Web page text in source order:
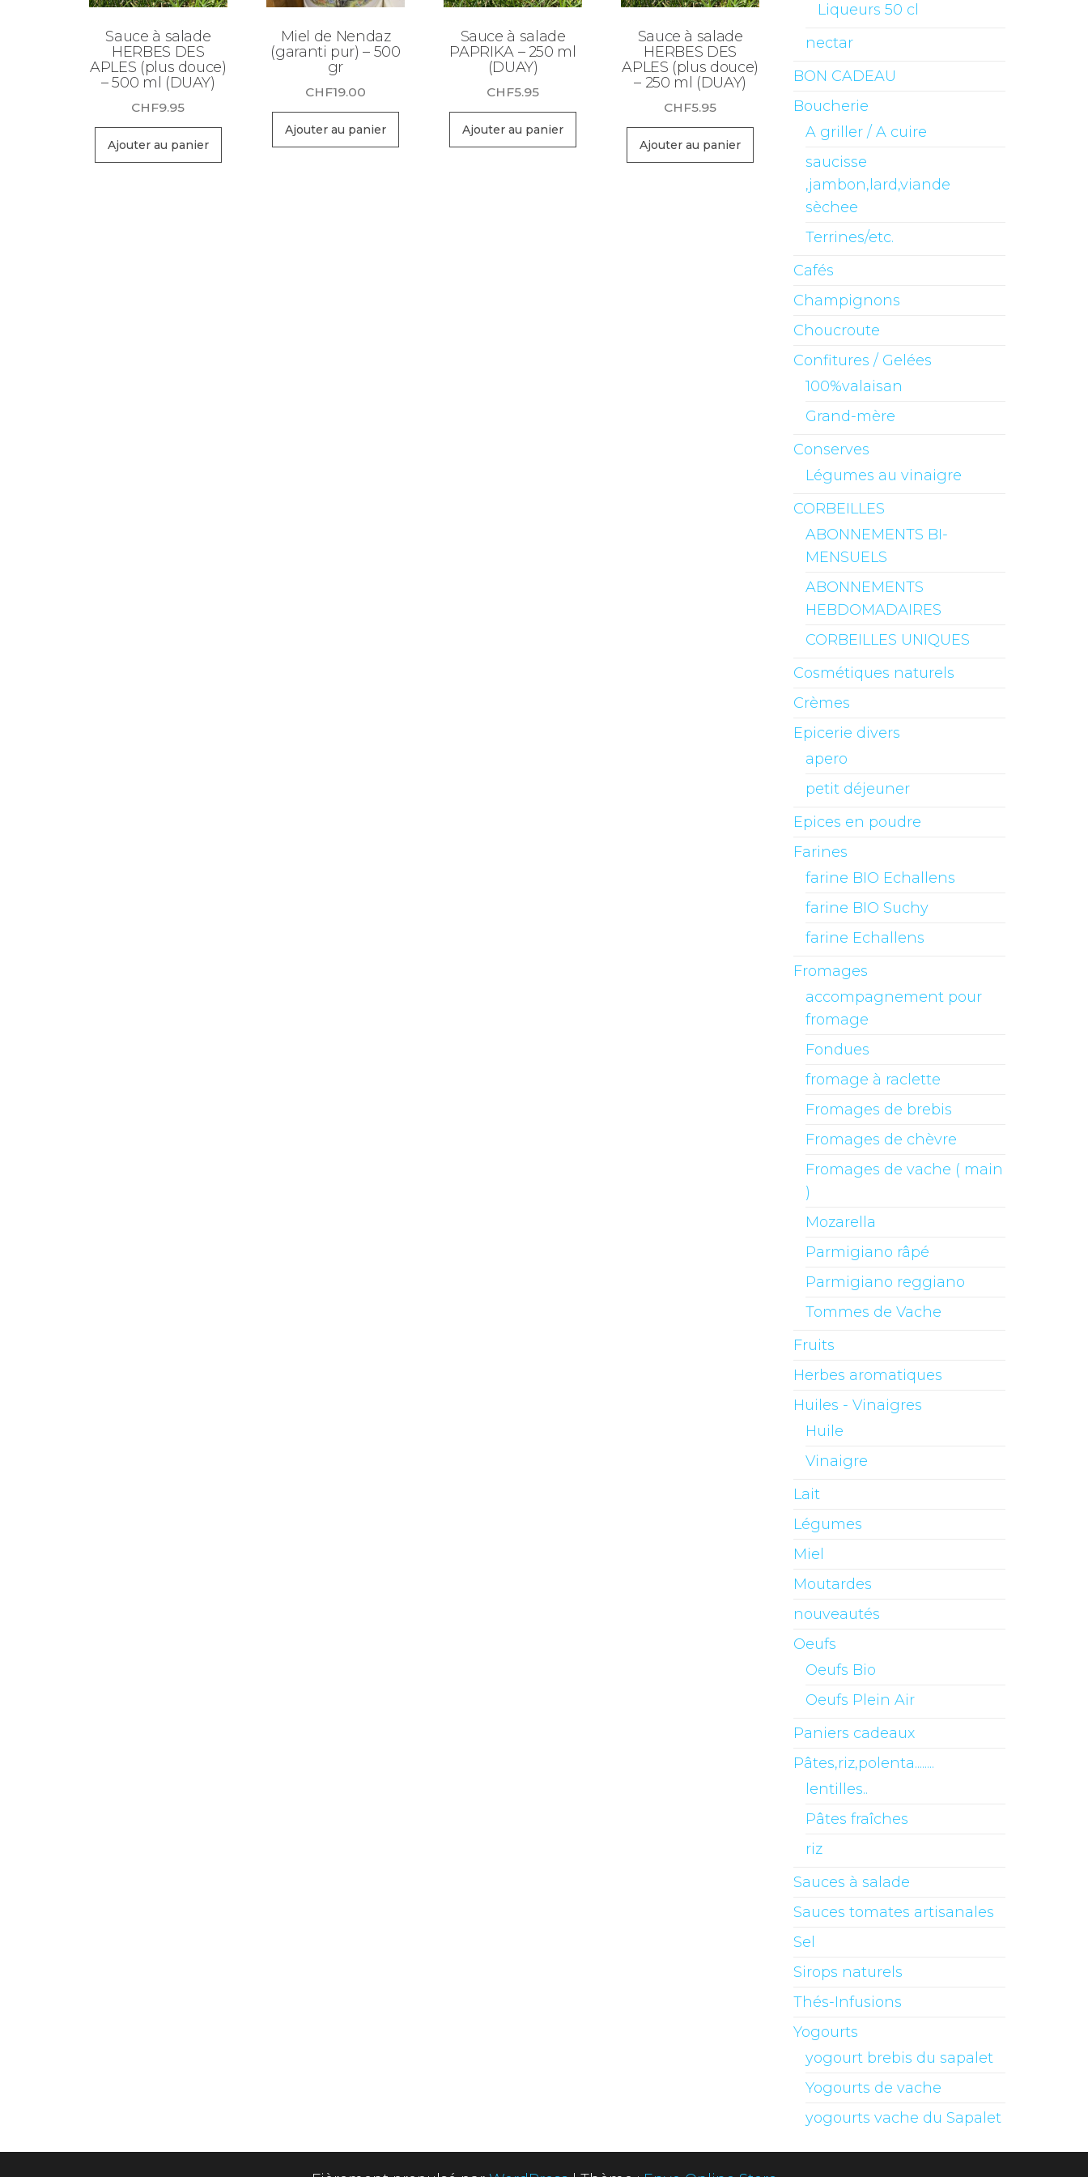
Sauce à salade
HERBES DES
APLES (plus douce)
– 500 ml (DUAY)
CHF9.95
Ajouter au panier
Miel de Nendaz
(garanti pur) – 500
gr
CHF19.00
Ajouter au panier
Sauce à salade
PAPRIKA – 250 ml
(DUAY)
CHF5.95
Ajouter au panier
Sauce à salade
HERBES DES
APLES (plus douce)
– 250 ml (DUAY)
CHF5.95
Ajouter au panier
Liqueurs 50 cl
nectar
BON CADEAU
Boucherie
A griller / A cuire
saucisse
,jambon,lard,viande
sèchee
Terrines/etc.
Cafés
Champignons
Choucroute
Confitures / Gelées
100%valaisan
Grand-mère
Conserves
Légumes au vinaigre
CORBEILLES
ABONNEMENTS BI-
MENSUELS
ABONNEMENTS
HEBDOMADAIRES
CORBEILLES UNIQUES
Cosmétiques naturels
Crèmes
Epicerie divers
apero
petit déjeuner
Epices en poudre
Farines
farine BIO Echallens
farine BIO Suchy
farine Echallens
Fromages
accompagnement pour
fromage
Fondues
fromage à raclette
Fromages de brebis
Fromages de chèvre
Fromages de vache ( main
)
Mozarella
Parmigiano râpé
Parmigiano reggiano
Tommes de Vache
Fruits
Herbes aromatiques
Huiles - Vinaigres
Huile
Vinaigre
Lait
Légumes
Miel
Moutardes
nouveautés
Oeufs
Oeufs Bio
Oeufs Plein Air
Paniers cadeaux
Pâtes,riz,polenta........
lentilles..
Pâtes fraîches
riz
Sauces à salade
Sauces tomates artisanales
Sel
Sirops naturels
Thés-Infusions
Yogourts
yogourt brebis du sapalet
Yogourts de vache
yogourts vache du Sapalet